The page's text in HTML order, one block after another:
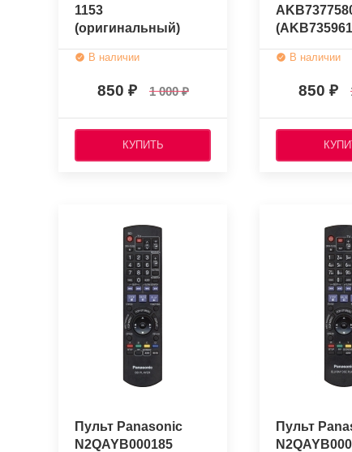
1153
(оригинальный)
В наличии
850 1 000
КУПИТЬ
В наличии
850
Пульт Panasonic
N2QAYB000185
Пульт